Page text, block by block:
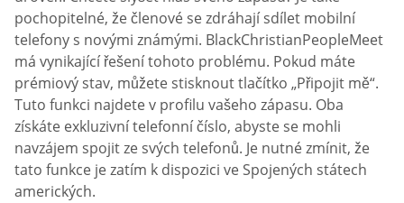
pochopitelné, že členové se zdráhají sdílet mobilní
telefony s novými známými. BlackChristianPeopleMeet
má vynikající řešení tohoto problému. Pokud máte
prémiový stav, můžete stisknout tlačítko „Připojit mě“.
Tuto funkci najdete v profilu vašeho zápasu. Oba
získáte exkluzivní telefonní číslo, abyste se mohli
navzájem spojit ze svých telefonů. Je nutné zmínit, že
tato funkce je zatím k dispozici ve Spojených státech
amerických.